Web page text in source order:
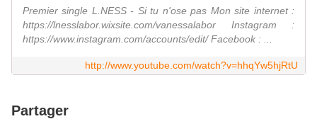
Premier single L.NESS - Si tu n'ose pas Mon site internet :
https://lnesslabor.wixsite.com/vanessalabor Instagram :
https://www.instagram.com/accounts/edit/ Facebook : ...
http://www.youtube.com/watch?v=hhqYw5hjRtU
Partager